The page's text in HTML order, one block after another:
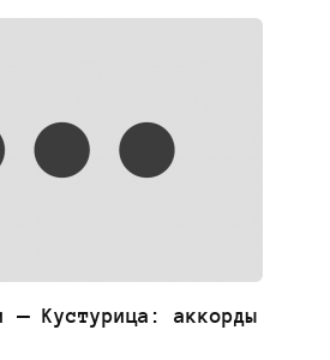
— Кустурица: аккорды